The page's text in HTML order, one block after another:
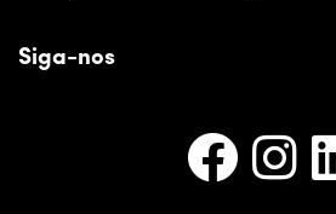
Siga-nos